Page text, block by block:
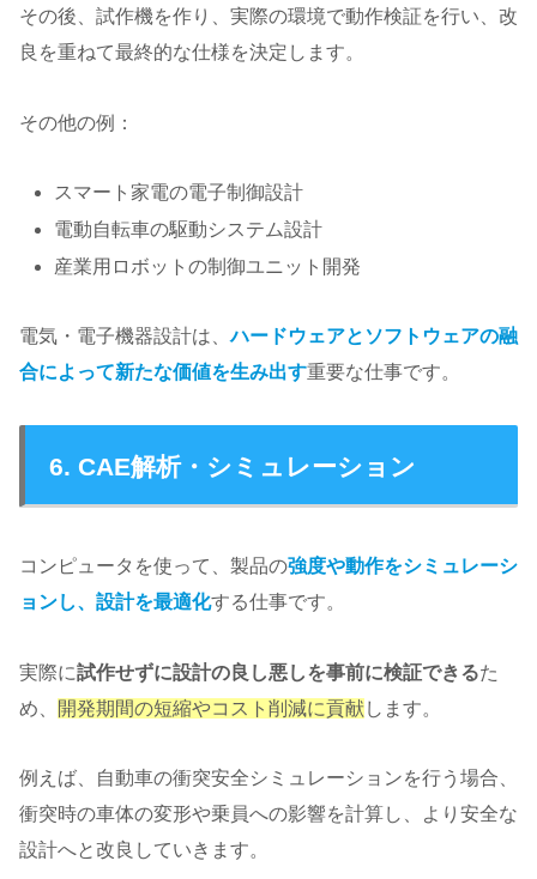
その後、試作機を作り、実際の環境で動作検証を行い、改
良を重ねて最終的な仕様を決定します。
その他の例：
スマート家電の電子制御設計
電動自転車の駆動システム設計
産業用ロボットの制御ユニット開発
電気・電子機器設計は、ハードウェアとソフトウェアの融
合によって新たな価値を生み出す重要な仕事です。
6. CAE解析・シミュレーション
コンピュータを使って、製品の強度や動作をシミュレーシ
ョンし、設計を最適化する仕事です。
実際に試作せずに設計の良し悪しを事前に検証できるた
め、
開発期間の短縮やコスト削減に貢献します。
例えば、自動車の衝突安全シミュレーションを行う場合、
衝突時の車体の変形や乗員への影響を計算し、より安全な
設計へと改良していきます。